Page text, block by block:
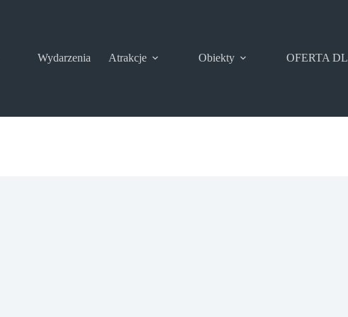
Wydarzenia Atrakcje Obiekty OFERTA